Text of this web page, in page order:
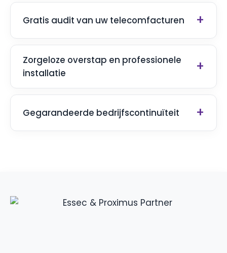
Gratis audit van uw telecomfacturen
Zorgeloze overstap en professionele
installatie
Gegarandeerde bedrijfscontinuïteit